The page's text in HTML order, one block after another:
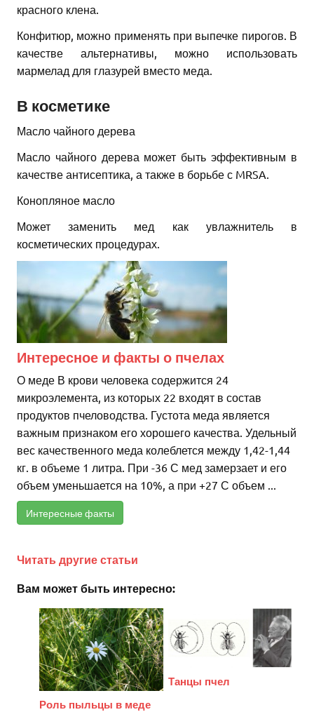
красного клена.
Конфитюр, можно применять при выпечке пирогов. В
качестве альтернативы, можно использовать
мармелад для глазурей вместо меда.
В косметике
Масло чайного дерева
Масло чайного дерева может быть эффективным в
качестве антисептика, а также в борьбе с MRSA.
Конопляное масло
Может заменить мед как увлажнитель в
косметических процедурах.
Интересное и факты о пчелах
О меде В крови человека содержится 24
микроэлемента, из которых 22 входят в состав
продуктов пчеловодства. Густота меда является
важным признаком его хорошего качества. Удельный
вес качественного меда колеблется между 1,42-1,44
кг. в объеме 1 литра. При -36 С мед замерзает и его
объем уменьшается на 10%, а при +27 С объем ...
Интересные факты
Читать другие статьи
Вам может быть интересно:
Роль пыльцы в меде
Танцы пчел